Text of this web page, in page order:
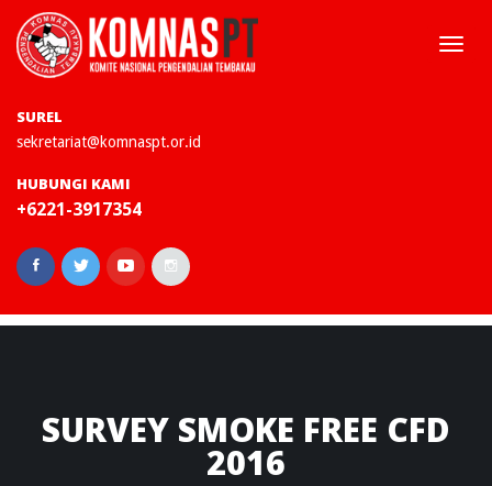
SUREL
sekretariat@komnaspt.or.id
HUBUNGI KAMI
+6221-3917354
SURVEY SMOKE FREE CFD
2016